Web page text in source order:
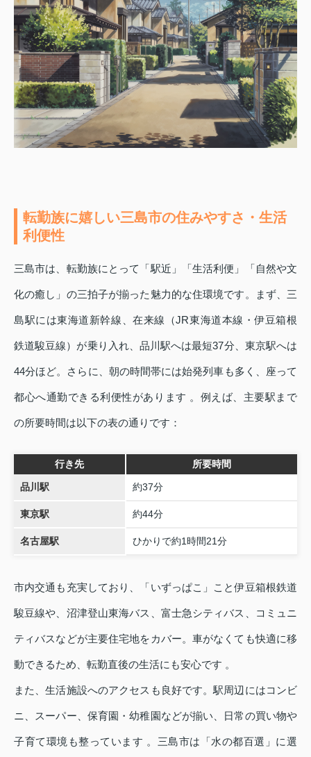
転勤族に嬉しい三島市の住みやすさ・生活
利便性
三島市は、転勤族にとって「駅近」「生活利便」「自然や文
化の癒し」の三拍子が揃った魅力的な住環境です。まず、三
島駅には東海道新幹線、在来線（JR東海道本線・伊豆箱根
鉄道駿豆線）が乗り入れ、品川駅へは最短37分、東京駅へは
44分ほど。さらに、朝の時間帯には始発列車も多く、座って
都心へ通勤できる利便性があります 。例えば、主要駅まで
の所要時間は以下の表の通りです：
行き先 所要時間
品川駅 約37分
東京駅 約44分
名古屋駅 ひかりで約1時間21分
市内交通も充実しており、「いずっぱこ」こと伊豆箱根鉄道
駿豆線や、沼津登山東海バス、富士急シティバス、コミュニ
ティバスなどが主要住宅地をカバー。車がなくても快適に移
動できるため、転勤直後の生活にも安心です 。
また、生活施設へのアクセスも良好です。駅周辺にはコンビ
ニ、スーパー、保育園・幼稚園などが揃い、日常の買い物や
子育て環境も整っています 。三島市は「水の都百選」に選